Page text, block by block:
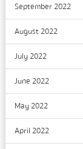
September 2022
August 2022
July 2022
June 2022
May 2022
April 2022